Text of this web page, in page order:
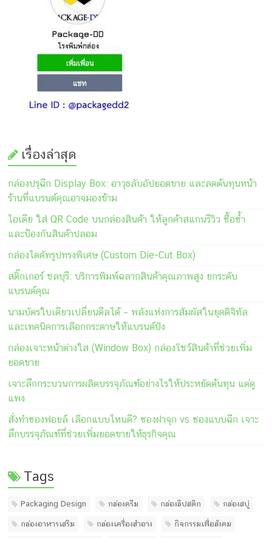
เรื่องล่าสุด
กล่องปรุฉีก Display Box: อาวุธลับอัปยอดขาย และลดต้นทุนหน้า
ร้านที่แบรนด์คุณอาจมองข้าม
ไอเดีย ใส่ QR Code บนกล่องสินค้า ให้ลูกค้าสแกนรีวิว ซื้อซ้ำ
และป้องกันสินค้าปลอม
กล่องไดคัทรูปทรงพิเศษ (Custom Die-Cut Box)
สติ๊กเกอร์ ชลบุรี: บริการพิมพ์ฉลากสินค้าคุณภาพสูง ยกระดับ
แบรนด์คุณ
นามบัตรใบเดียวเปลี่ยนดีลได้ – พลังแห่งการสัมผัสในยุคดิจิทัล
และเทคนิคการเลือกกระดาษให้แบรนด์ปัง
กล่องเจาะหน้าต่างใส (Window Box) กล่องโชว์สินค้าที่ช่วยเพิ่ม
ยอดขาย
เจาะลึกกระบวนการผลิตบรรจุภัณฑ์อย่างไรให้ประหยัดต้นทุน แต่ดู
แพง
สั่งทำซองฟอยล์ เลือกแบบไหนดี? ซองฝาจุก vs ซองแบบฉีก เจาะ
ลึกบรรจุภัณฑ์ที่ช่วยเพิ่มยอดขายให้ธุรกิจคุณ
Tags
Packaging Design กล่องครีม กล่องลิปสติก กล่องสบู่
กล่องอาหารเสริม กล่องเครื่องสำอาง กิจกรรมเพื่อสังคม